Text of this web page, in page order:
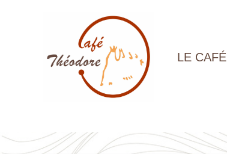
MENU
ALLER
LE CAFÉ